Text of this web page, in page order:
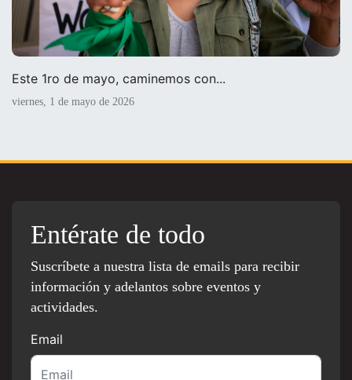
Este 1ro de mayo, caminemos con...
viernes, 1 de mayo de 2026
Entérate de todo
Suscríbete a nuestra lista de emails para recibir
información y adelantos sobre eventos y
actividades.
Email